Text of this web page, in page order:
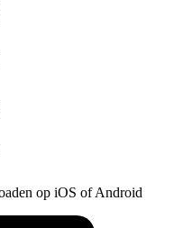
op iOS of Android